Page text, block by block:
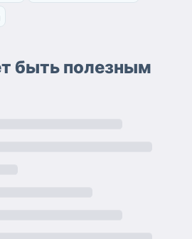
быть полезным